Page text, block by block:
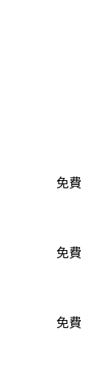
免費
免費
免費